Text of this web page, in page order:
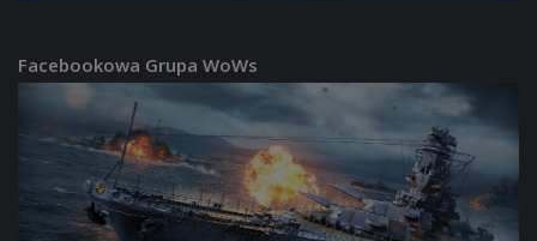
Facebookowa Grupa WoWs